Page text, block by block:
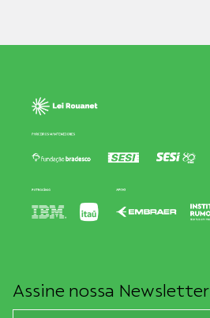
Assine nossa Newsletter